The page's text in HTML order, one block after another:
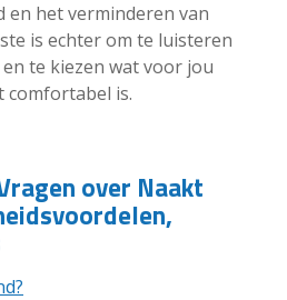
en het verminderen van
is echter om te luisteren
te kiezen wat voor jou
comfortabel is.
over Naakt